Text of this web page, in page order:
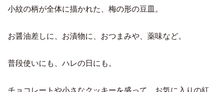
小紋の柄が全体に描かれた、梅の形の豆皿。
お醤油差しに、お漬物に、おつまみや、薬味など。
普段使いにも、ハレの日にも。
チョコレートや小さなクッキーを盛って、お気に入りの紅